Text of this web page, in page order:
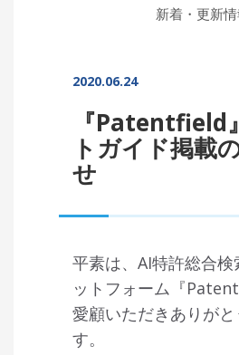
新着・更新
2020.06.24
『Patentfield
トガイド掲載
せ
平素は、 AI特許総合検
ットフォーム『
愛顧いただきありがと
す。